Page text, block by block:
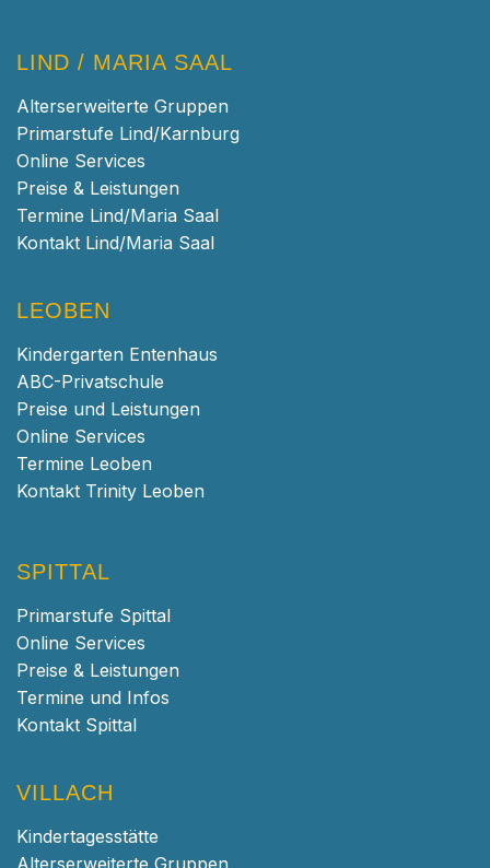
LIND / MARIA SAAL
Alterserweiterte Gruppen
Primarstufe Lind/Karnburg
Online Services
Preise & Leistungen
Termine Lind/Maria Saal
Kontakt Lind/Maria Saal
LEOBEN
Kindergarten Entenhaus
ABC-Privatschule
Preise und Leistungen
Online Services
Termine Leoben
Kontakt Trinity Leoben
SPITTAL
Primarstufe Spittal
Online Services
Preise & Leistungen
Termine und Infos
Kontakt Spittal
VILLACH
Kindertagesstätte
Alterserweiterte Gruppen